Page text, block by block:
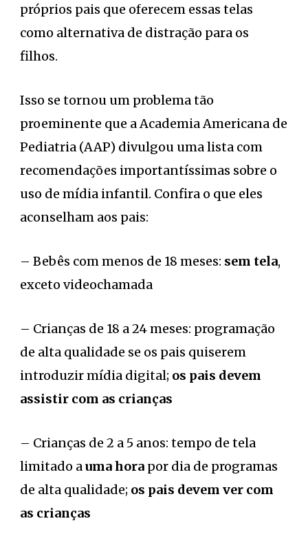
próprios pais que oferecem essas telas
como alternativa de distração para os
filhos.
Isso se tornou um problema tão
proeminente que a Academia Americana de
Pediatria (AAP) divulgou uma lista com
recomendações importantíssimas sobre o
uso de mídia infantil. Confira o que eles
aconselham aos pais:
– Bebês com menos de 18 meses: sem tela,
exceto videochamada
– Crianças de 18 a 24 meses: programação
de alta qualidade se os pais quiserem
introduzir mídia digital; os pais devem
assistir com as crianças
– Crianças de 2 a 5 anos: tempo de tela
limitado auma hora por dia de programas
de alta qualidade; os pais devem ver com
as crianças